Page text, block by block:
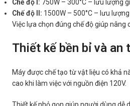
Chế độ I: 750W – 300°C – lưu lượng
Chế độ II: 1500W – 500°C – lưu
Việc lựa chọn đúng chế độ giúp nâng
Thiết kế bền bỉ và an
Máy được chế tạo từ vật liệu có khả
cao khi làm việc với nguồn điện 120V.